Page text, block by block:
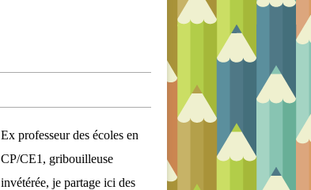
Ex professeur des écoles en
CP/CE1, gribouilleuse
invétérée, je partage ici des